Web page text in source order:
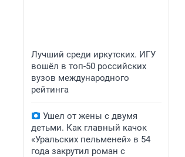
Лучший среди иркутских. ИГУ
вошёл в топ-50 российских
вузов международного
рейтинга
Ушел от жены с двумя
детьми. Как главный качок
«Уральских пельменей» в 54
года закрутил роман с